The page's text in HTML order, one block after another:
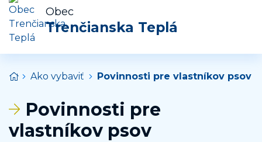
Obec
Trenčianska Teplá
Úvodná stránka
Ako vybaviť Povinnosti pre vlastníkov psov
Povinnosti pre
vlastníkov psov